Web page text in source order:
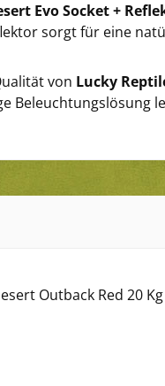
Evo Socket +
sorgt für eine
von Lucky
Beleuchtungslösung